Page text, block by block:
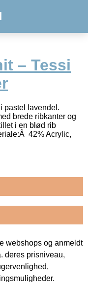
– Tessi
pastel lavendel.
brede ribkanter og
i en blød rib
42% Acrylic,
webshops og anmeldt
deres prisniveau,